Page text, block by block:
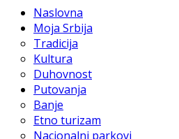
Naslovna
Moja Srbija
Tradicija
Kultura
Duhovnost
Putovanja
Banje
Etno turizam
Nacionalni parkovi